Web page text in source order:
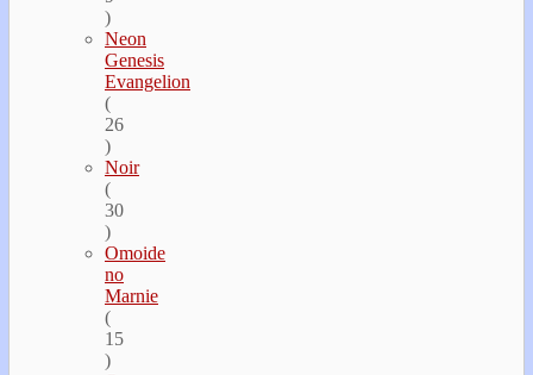
)
Neon
Genesis
Evangelion
(
26
)
Noir
(
30
)
Omoide
no
Marnie
(
15
)